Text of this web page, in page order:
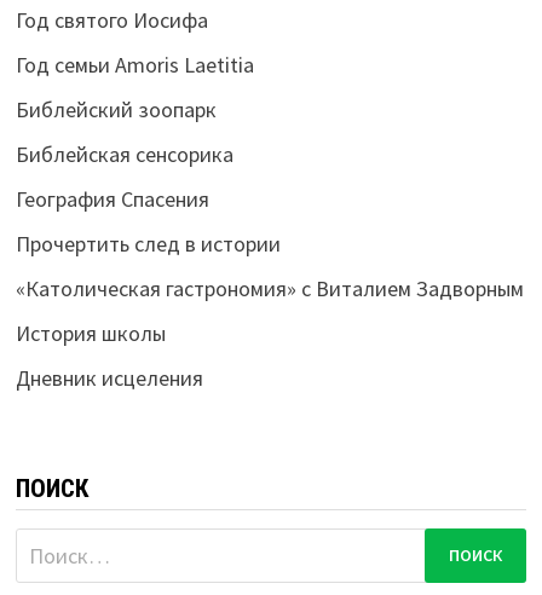
Год святого Иосифа
Год семьи Amoris Laetitia
Библейский зоопарк
Библейская сенсорика
География Спасения
Прочертить след в истории
«Католическая гастрономия» с Виталием Задворным
История школы
Дневник исцеления
ПОИСК
Найти: